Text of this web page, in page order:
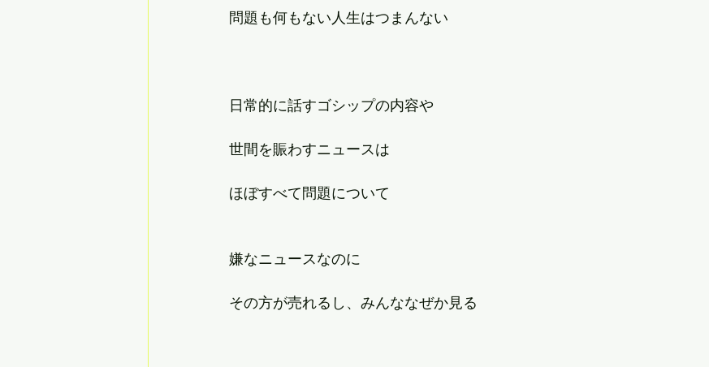
問題も何もない人生はつまんない
日常的に話すゴシップの内容や
世間を賑わすニュースは
ほぼすべて問題について
嫌なニュースなのに
その方が売れるし、みんななぜか見る